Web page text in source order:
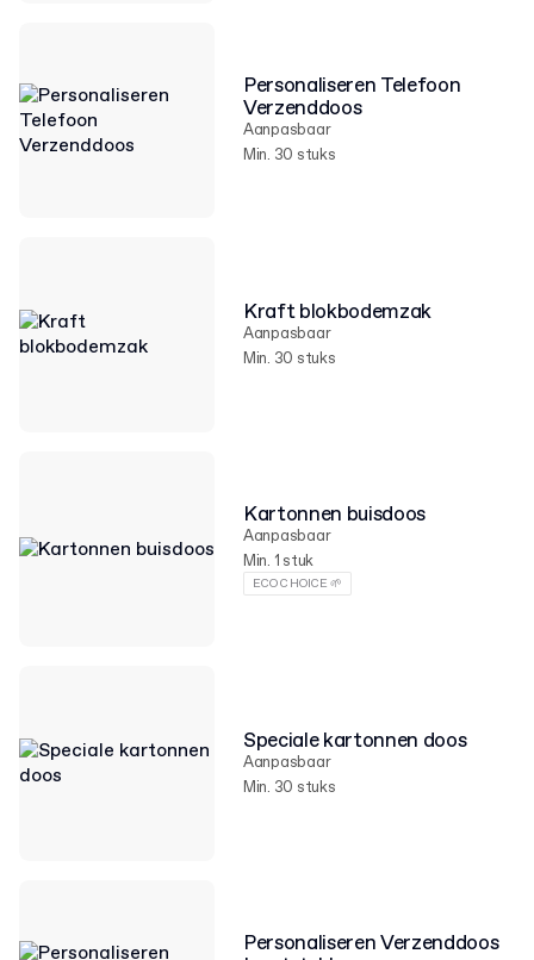
Personaliseren Telefoon
Verzenddoos
Aanpasbaar
Min. 30 stuks
Kraft blokbodemzak
Aanpasbaar
Min. 30 stuks
Kartonnen buisdoos
Aanpasbaar
Min. 1 stuk
ECO CHOICE 🌱
Speciale kartonnen doos
Aanpasbaar
Min. 30 stuks
Personaliseren Verzenddoos